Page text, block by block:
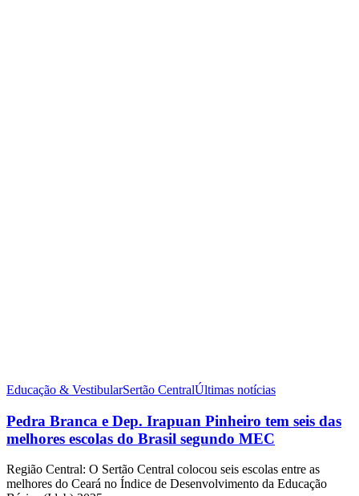
Educação & VestibularSertão CentralÚltimas notícias
Pedra Branca e Dep. Irapuan Pinheiro tem seis das
melhores escolas do Brasil segundo MEC
Região Central: O Sertão Central colocou seis escolas entre as
melhores do Ceará no Índice de Desenvolvimento da Educação